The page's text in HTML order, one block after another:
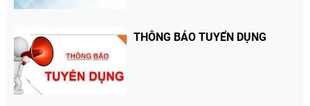
THÔNG BÁO TUYỂN DỤNG